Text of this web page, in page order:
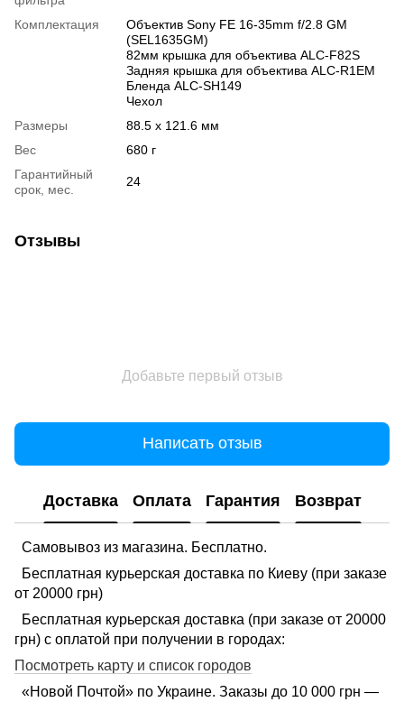
Комплектация
Объектив Sony FE 16-35mm f/2.8 GM
(SEL1635GM)
82мм крышка для объектива ALC-F82S
Задняя крышка для объектива ALC-R1EM
Бленда ALC-SH149
Чехол
Размеры
88.5 x 121.6 мм
Вес
680 г
Гарантийный
срок, мес.
24
Отзывы
Добавьте первый отзыв
Написать отзыв
Доставка Оплата Гарантия Возврат
Самовывоз из магазина. Бесплатно.
Бесплатная курьерская доставка по Киеву (при заказе
от 20000 грн)
Бесплатная курьерская доставка (при заказе от 20000
грн) с оплатой при получении в городах:
Посмотреть карту и список городов
«Новой Почтой» по Украине. Заказы до 10 000 грн —